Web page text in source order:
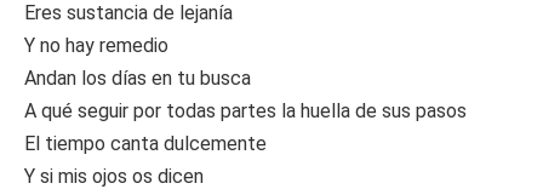
Eres sustancia de lejanía
Y no hay remedio
Andan los días en tu busca
A qué seguir por todas partes la huella de sus pasos
El tiempo canta dulcemente
Y si mis ojos os dicen